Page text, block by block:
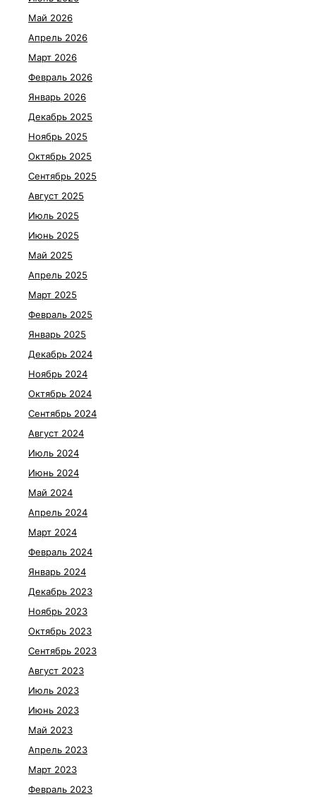
Май 2026
Апрель 2026
Март 2026
Февраль 2026
Январь 2026
Декабрь 2025
Ноябрь 2025
Октябрь 2025
Сентябрь 2025
Август 2025
Июль 2025
Июнь 2025
Май 2025
Апрель 2025
Март 2025
Февраль 2025
Январь 2025
Декабрь 2024
Ноябрь 2024
Октябрь 2024
Сентябрь 2024
Август 2024
Июль 2024
Июнь 2024
Май 2024
Апрель 2024
Март 2024
Февраль 2024
Январь 2024
Декабрь 2023
Ноябрь 2023
Октябрь 2023
Сентябрь 2023
Август 2023
Июль 2023
Июнь 2023
Май 2023
Апрель 2023
Март 2023
Февраль 2023